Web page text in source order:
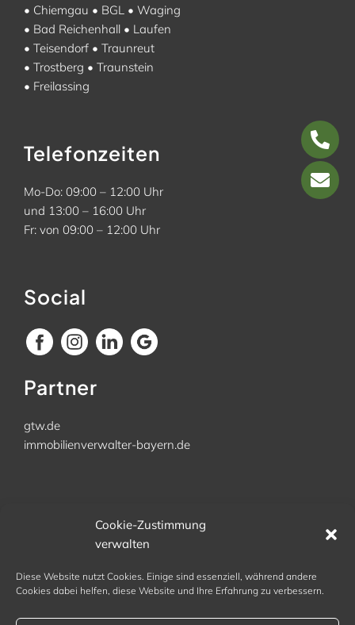
Cookie-Zustimmung
verwalten
Diese Website nutzt Cookies. Einige sind essenziell, während andere
Cookies dabei helfen, diese Website und Ihre Erfahrung zu verbessern.
• Chiemgau • BGL • Waging
• Bad Reichenhall • Laufen
• Teisendorf • Traunreut
• Trostberg • Traunstein
• Freilassing
Telefonzeiten
Mo-Do: 09:00 – 12:00 Uhr
und 13:00 – 16:00 Uhr
Fr: von 09:00 – 12:00 Uhr
Social
Partner
gtw.de
immobilienverwalter-bayern.de
Kellerhausweg 11
Tel. 08686 9842 972